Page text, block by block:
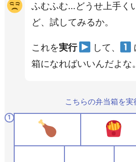
ふむふむ…どうせ上手く
ど、試してみるか。
これを実行 して、
箱になればいいんだよな。
こちらの弁当箱を
1